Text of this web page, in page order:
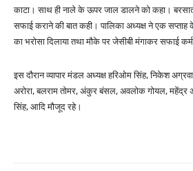
काटा। साथ ही नाले के ऊपर जाल डालने को कहा।
सफाई कराने की बात कही। पालिका अध्यक्ष ने एक
का भरोसा दिलाया तथा मौके पर जेसीबी मंगाकर सफाई
इस दौरान व्यापार मंडल अध्यक्ष हरिओम सिंह, निकेश
अरोरा, बलराम तोमर, अंकुर बंसल, अवलोक गोयल, महेंद्र
सिंह, आदि मौजूद रहे।